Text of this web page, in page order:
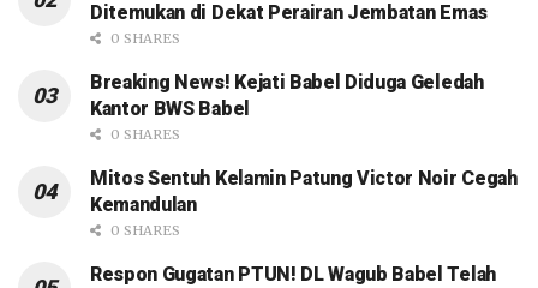
Ditemukan di Dekat Perairan Jembatan Emas
0 SHARES
Breaking News! Kejati Babel Diduga Geledah
Kantor BWS Babel
0 SHARES
Mitos Sentuh Kelamin Patung Victor Noir Cegah
Kemandulan
0 SHARES
Respon Gugatan PTUN! DL Wagub Babel Telah